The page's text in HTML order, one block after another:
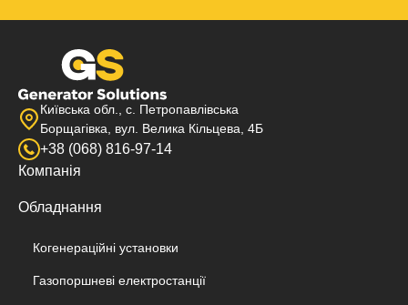
Київська обл., с. Петропавлівська
Борщагівка, вул. Велика Кільцева, 4Б
+38 (068) 816-97-14
Компанія
Обладнання
Когенераційні установки
Газопоршневі електростанції